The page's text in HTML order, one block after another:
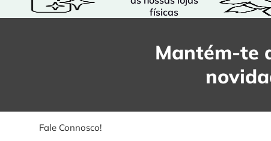
físicas
Mantém-te
Fale Connosco!